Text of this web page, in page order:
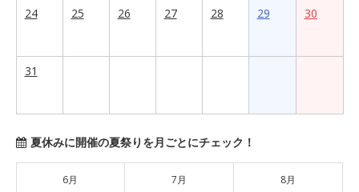
24 25 26 27 28 29 30
31
夏休みに開催の夏祭りを月ごとにチェック！
6月 7月 8月